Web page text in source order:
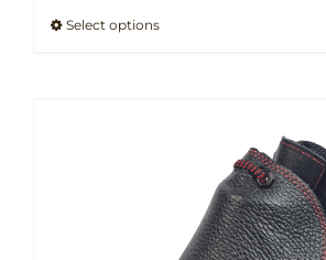
Select options